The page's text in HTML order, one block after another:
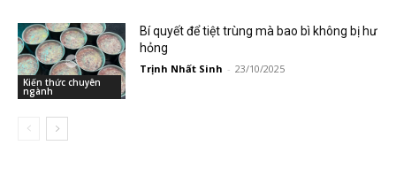
Kiến thức chuyên
ngành
Bí quyết để tiệt trùng mà bao bì không bị hư
hỏng
Trịnh Nhất Sinh - 23/10/2025